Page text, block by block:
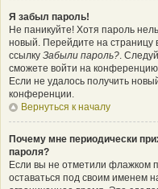
Я забыл пароль!
Не паникуйте! Хотя пароль
новый. Перейдите на
ссылку Забыли пароль?.
сможете войти на
Если не удалось получить
конференции.
Вернуться к началу
Почему мне периодически
пароля?
Если вы не отметили флажком
оставаться под своим именем